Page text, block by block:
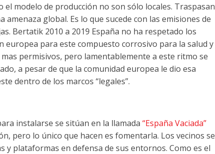
modelo de producción no son sólo locales. Traspasan
amenaza global. Es lo que sucede con las emisiones de
. Bertatik 2010 a 2019 España no ha respetado los
europea para este compuesto corrosivo para la salud y
permisivos, pero lamentablemente a este ritmo se
, a pesar de que la comunidad europea le dio esa
dentro de los marcos “legales”.
instalarse se sitúan en la llamada “España Vaciada”
, pero lo único que hacen es fomentarla. Los vecinos se
y plataformas en defensa de sus entornos. Como es el